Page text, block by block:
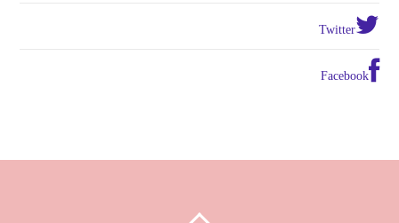
Twitter
Facebook